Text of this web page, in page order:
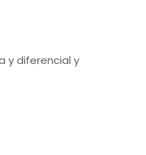
y diferencial y